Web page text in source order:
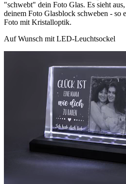
"schwebt" dein Foto Glas. Es sieht
deinem Foto Glasblock schweben - so
Foto mit Kristalloptik.
Auf Wunsch mit LED-Leuchtsockel